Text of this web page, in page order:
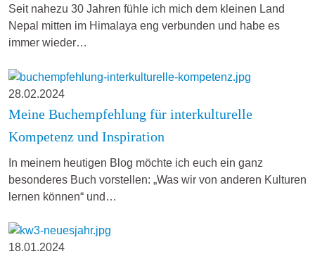
Seit nahezu 30 Jahren fühle ich mich dem kleinen Land
Nepal mitten im Himalaya eng verbunden und habe es
immer wieder…
28.02.2024
Meine Buchempfehlung für interkulturelle
Kompetenz und Inspiration
In meinem heutigen Blog möchte ich euch ein ganz
besonderes Buch vorstellen: „Was wir von anderen Kulturen
lernen können“ und…
18.01.2024